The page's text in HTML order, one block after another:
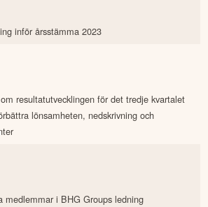
inför årsstämma 2023
resultatutvecklingen för det tredje kvartalet
lönsamheten, nedskrivning och
medlemmar i BHG Groups ledning